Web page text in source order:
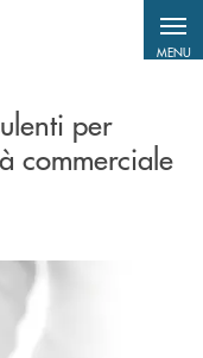
MENU
per
commerciale